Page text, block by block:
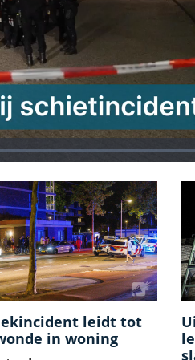
leidt tot
in woning